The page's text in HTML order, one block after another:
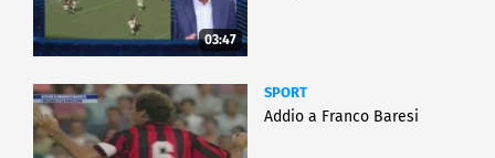
03:47
SPORT
Addio a Franco Baresi